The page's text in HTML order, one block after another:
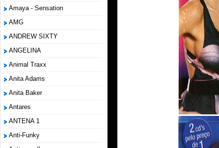
Amaya - Sensation
AMG
ANDREW SIXTY
ANGELINA
Animal Traxx
Anita Adams
Anita Baker
Antares
ANTENA 1
Anti-Funky